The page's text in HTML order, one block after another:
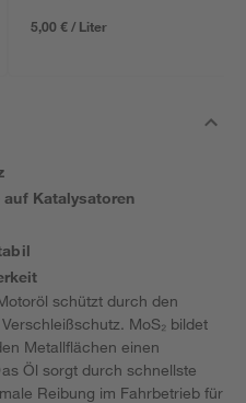
5,00 € / Liter
Katalysatoren
schützt durch den
MoS₂ bildet
Metallflächen einen
Öl sorgt durch schnellste
Reibung im Fahrbetrieb für